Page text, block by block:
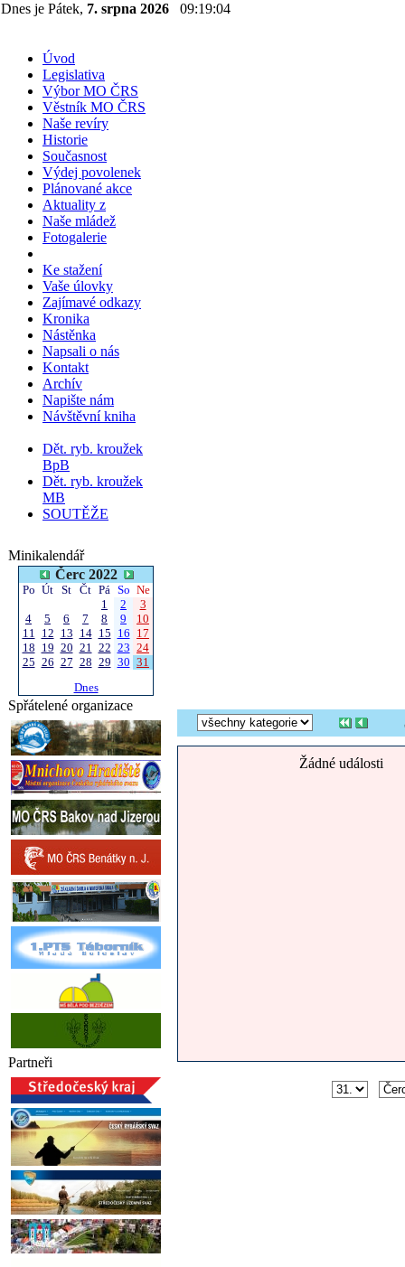
Dnes je Pátek, 7. srpna 2026 09:19:04
Úvod
Legislativa
Výbor MO ČRS
Věstník MO ČRS
Naše revíry
Historie
Současnost
Výdej povolenek
Plánované akce
Aktuality z
Naše mládež
Fotogalerie
Ke stažení
Vaše úlovky
Zajímavé odkazy
Kronika
Nástěnka
Napsali o nás
Kontakt
Archív
Napište nám
Návštěvní kniha
Dět. ryb. kroužek
BpB
Dět. ryb. kroužek
MB
SOUTĚŽE
Minikalendář
Čerc 2022
Po Út St Čt Pá So Ne
1
2
3
4
5 6 7 8 9
10
11 12 13 14 15 16 17
18 19 20 21 22 23 24
25 26 27 28 29 30 31
Dnes
Spřátelené organizace
Partneři
Žádné události